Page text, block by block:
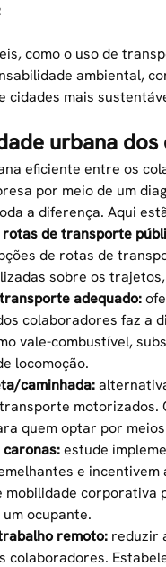
como o uso de
ambiental,
cidades mais
urbana
eficiente entre os
por meio de um
a diferença. Aqui
de transporte
de rotas de
sobre os
adequado:
colaboradores faz a
vale-combustível,
locomoção.
caminhada:
quem optar por
caronas:estude
e incentivem
mobilidade corporativa
ocupante.
remoto: reduzir
colaboradores.